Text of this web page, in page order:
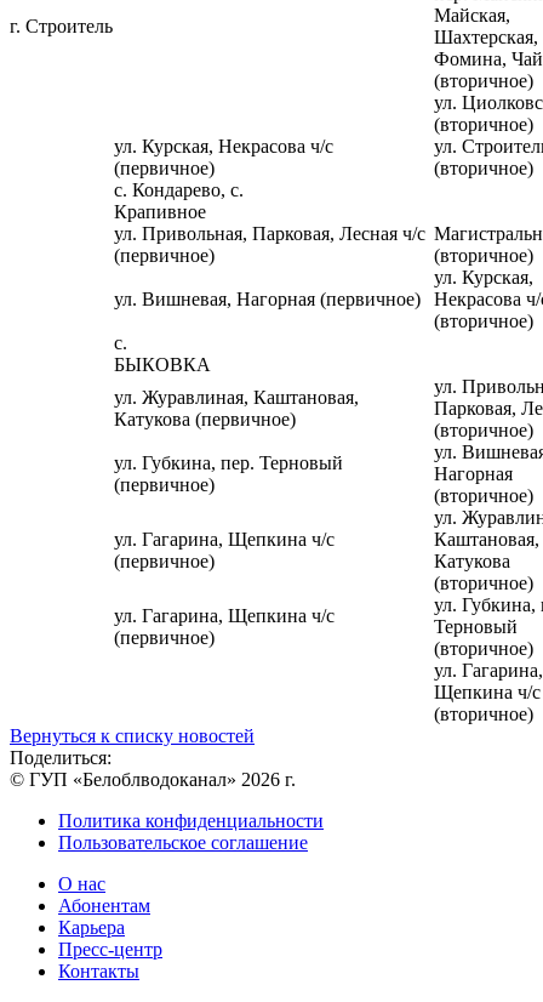
г. Строитель
Майская,
Шахтерская,
Фомина,
(вторичное)
ул.
(вторичное)
ул. Курская, Некрасова ч/с
(первичное)
ул.
(вторичное)
с. Кондарево, с.
Крапивное
ул. Привольная, Парковая, Лесная ч/с
(первичное)
(вторичное)
ул. Вишневая, Нагорная (первичное)
ул. Курская,
Некрасова ч/
(вторичное)
с.
БЫКОВКА
ул. Журавлиная, Каштановая,
Катукова (первичное)
ул.
Парковая,
(вторичное)
ул. Губкина, пер. Терновый
(первичное)
ул.
Нагорная
(вторичное)
ул. Гагарина, Щепкина ч/с
(первичное)
ул.
Каштановая,
Катукова
(вторичное)
ул. Гагарина, Щепкина ч/с
(первичное)
ул. Губкина,
Терновый
(вторичное)
ул. Гагарина,
Щепкина ч/с
(вторичное)
Вернуться к списку новостей
Поделиться:
© ГУП «Белоблводоканал» 2026 г.
Политика конфиденциальности
Пользовательское соглашение
О нас
Абонентам
Карьера
Пресс-центр
Контакты